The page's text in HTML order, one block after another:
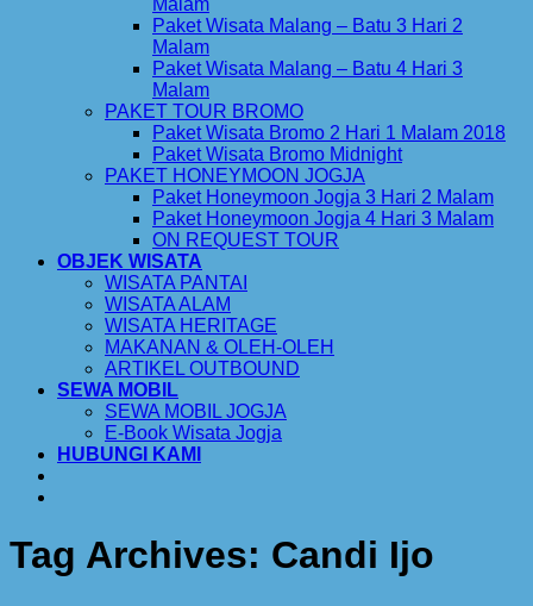
Malam
Paket Wisata Malang – Batu 3 Hari 2
Malam
Paket Wisata Malang – Batu 4 Hari 3
Malam
PAKET TOUR BROMO
Paket Wisata Bromo 2 Hari 1 Malam 2018
Paket Wisata Bromo Midnight
PAKET HONEYMOON JOGJA
Paket Honeymoon Jogja 3 Hari 2 Malam
Paket Honeymoon Jogja 4 Hari 3 Malam
ON REQUEST TOUR
OBJEK WISATA
WISATA PANTAI
WISATA ALAM
WISATA HERITAGE
MAKANAN & OLEH-OLEH
ARTIKEL OUTBOUND
SEWA MOBIL
SEWA MOBIL JOGJA
E-Book Wisata Jogja
HUBUNGI KAMI
Tag Archives: Candi Ijo